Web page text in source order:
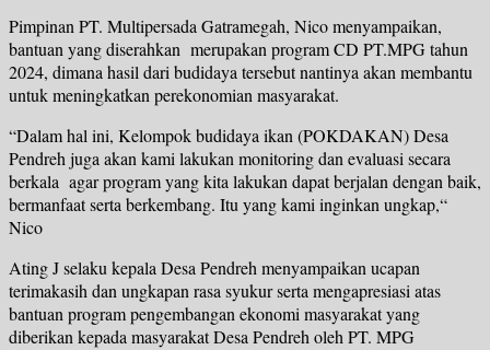
Pimpinan PT. Multipersada Gatramegah, Nico menyampaikan,
bantuan yang diserahkan merupakan program CD PT.MPG tahun
2024, dimana hasil dari budidaya tersebut nantinya akan membantu
untuk meningkatkan perekonomian masyarakat.
“Dalam hal ini, Kelompok budidaya ikan (POKDAKAN) Desa
Pendreh juga akan kami lakukan monitoring dan evaluasi secara
berkala agar program yang kita lakukan dapat berjalan dengan baik,
bermanfaat serta berkembang. Itu yang kami inginkan ungkap,“
Nico
Ating J selaku kepala Desa Pendreh menyampaikan ucapan
terimakasih dan ungkapan rasa syukur serta mengapresiasi atas
bantuan program pengembangan ekonomi masyarakat yang
diberikan kepada masyarakat Desa Pendreh oleh PT. MPG